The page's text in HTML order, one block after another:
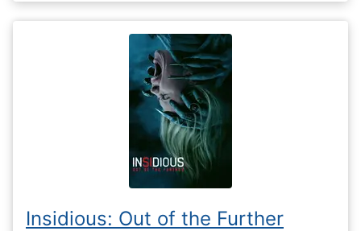
Insidious: Out of the Further